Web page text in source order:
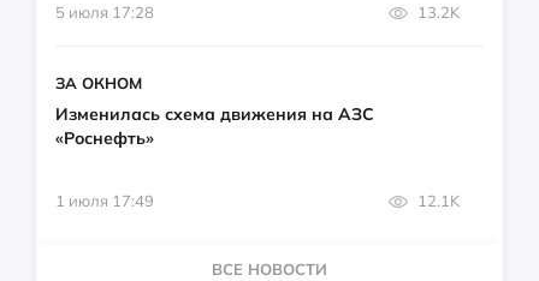
5 июля 17:28 13.2K
ЗА ОКНОМ
Изменилась схема движения на АЗС
«Роснефть»
1 июля 17:49 12.1K
ВСЕ НОВОСТИ